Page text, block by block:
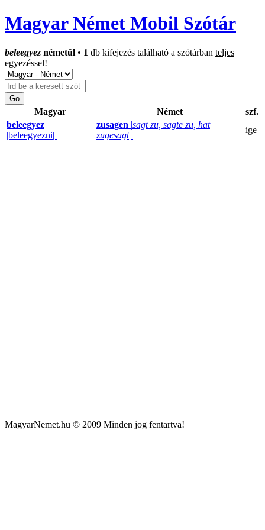
Magyar Német Mobil Szótár
beleegyez németül • 1 db kifejezés található a szótárban teljes
egyezéssel!
Magyar Német
szf.
beleegyez
|beleegyezni|
zusagen |sagt zu, sagte zu, hat
zugesagt|
ige
MagyarNemet.hu © 2009 Minden jog fentartva!